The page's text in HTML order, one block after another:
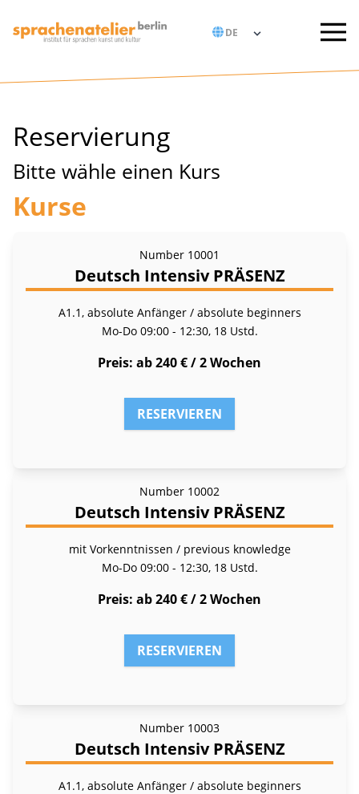
Reservierung
Bitte wähle einen Kurs
Kurse
Number 10001
Deutsch Intensiv PRÄSENZ
A1.1, absolute Anfänger / absolute beginners
Mo-Do 09:00 - 12:30, 18 Ustd.
Preis ab 240 € / 2 Wochen
RESERVIEREN
Number 10002
Deutsch Intensiv PRÄSENZ
mit Vorkenntnissen / previous knowledge
Mo-Do 09:00 - 12:30, 18 Ustd.
Preis ab 240 € / 2 Wochen
RESERVIEREN
Number 10003
Deutsch Intensiv PRÄSENZ
A1.1, absolute Anfänger / absolute beginners